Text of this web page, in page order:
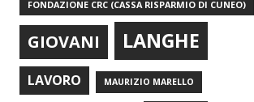
FONDAZIONE CRC (CASSA RISPARMIO DI CUNEO)
GIOVANI LANGHE
LAVORO MAURIZIO MARELLO